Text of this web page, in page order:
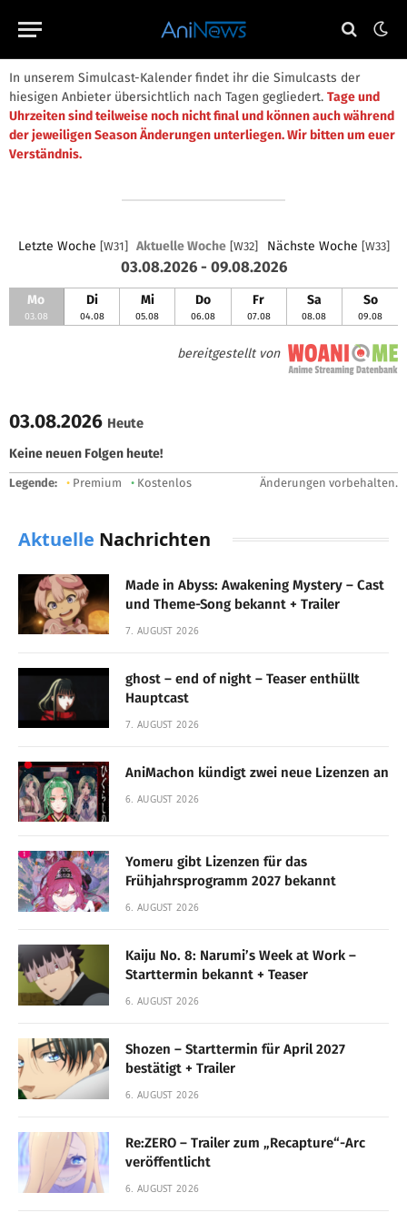
In unserem Simulcast-Kalender findet ihr die Simulcasts der
hiesigen Anbieter übersichtlich nach Tagen gegliedert. Tage und
Uhrzeiten sind teilweise noch nicht final und können auch während
der jeweiligen Season Änderungen unterliegen. Wir bitten um euer
Verständnis.
Letzte Woche [W31] Aktuelle Woche [W32] Nächste Woche [W33]
03.08.2026 - 09.08.2026
Mo
03.08
Di
04.08
Mi
05.08
Do
06.08
Fr
07.08
Sa
08.08
So
09.08
bereitgestellt von
03.08.2026 Heute
Keine neuen Folgen heute!
Legende: • Premium • Kostenlos Änderungen vorbehalten.
Aktuelle Nachrichten
Made in Abyss: Awakening Mystery – Cast
und Theme-Song bekannt + Trailer
7. AUGUST 2026
ghost – end of night – Teaser enthüllt
Hauptcast
7. AUGUST 2026
AniMachon kündigt zwei neue Lizenzen an
6. AUGUST 2026
Yomeru gibt Lizenzen für das
Frühjahrsprogramm 2027 bekannt
6. AUGUST 2026
Kaiju No. 8: Narumi’s Week at Work –
Starttermin bekannt + Teaser
6. AUGUST 2026
Shozen – Starttermin für April 2027
bestätigt + Trailer
6. AUGUST 2026
Re:ZERO – Trailer zum „Recapture“-Arc
veröffentlicht
6. AUGUST 2026